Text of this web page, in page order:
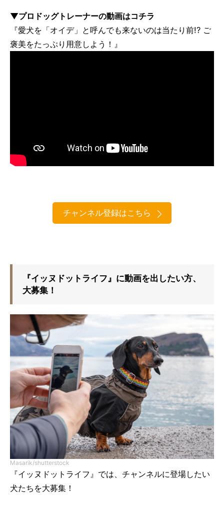
▼プロドッグトレーナーの動画はコチラ
『愛犬を「オイデ」と呼んでも来ないのは当たり前!? ご
褒美をたっぷり用意しよう！』
チャンネル登録はこちら
『イッヌドットライフ』に動画を出したい方、
大募集！
Masarik/shutterstock
『イッヌドットライフ』では、チャンネルに登場したい
犬たちを大募集！